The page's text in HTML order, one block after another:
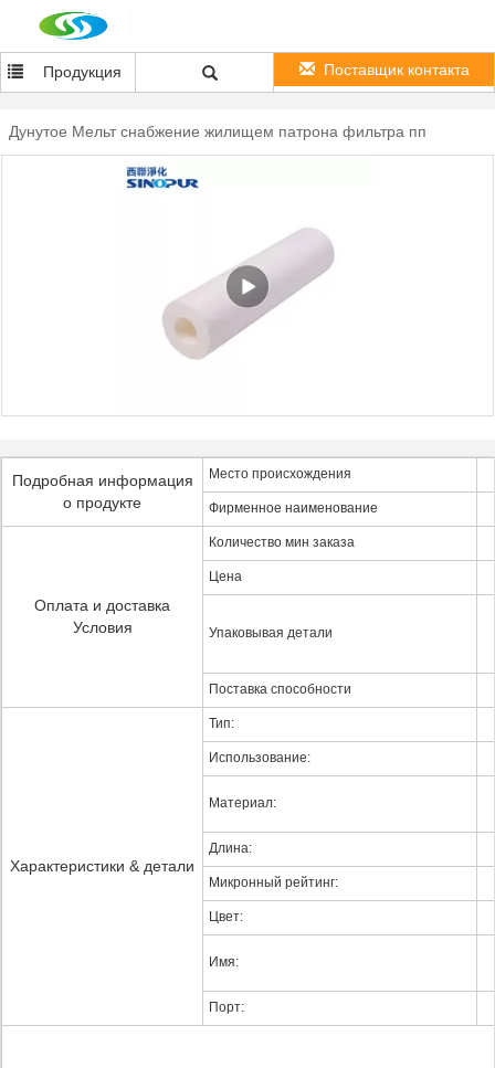
Продукция Поставщик контакта
Дунутое Мельт снабжение жилищем патрона фильтра пп
Подробная информация
о продукте
Место происхождения
Фирменное наименование
Оплата и доставка
Условия
Количество мин заказа
Цена
Упаковывая детали
Поставка способности
Характеристики & детали
Тип:
Использование:
Материал:
Длина:
Микронный рейтинг:
Цвет:
Имя:
Порт: